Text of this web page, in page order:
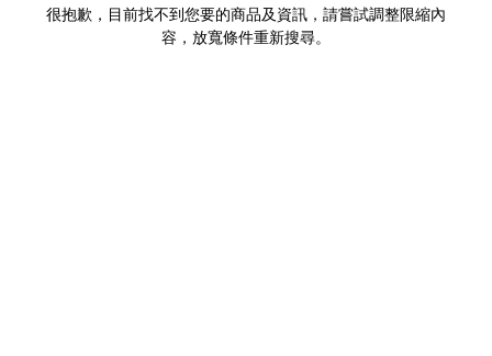
很抱歉，目前找不到您要的商品及資訊，請嘗試調整限縮內
容，放寬條件重新搜尋。